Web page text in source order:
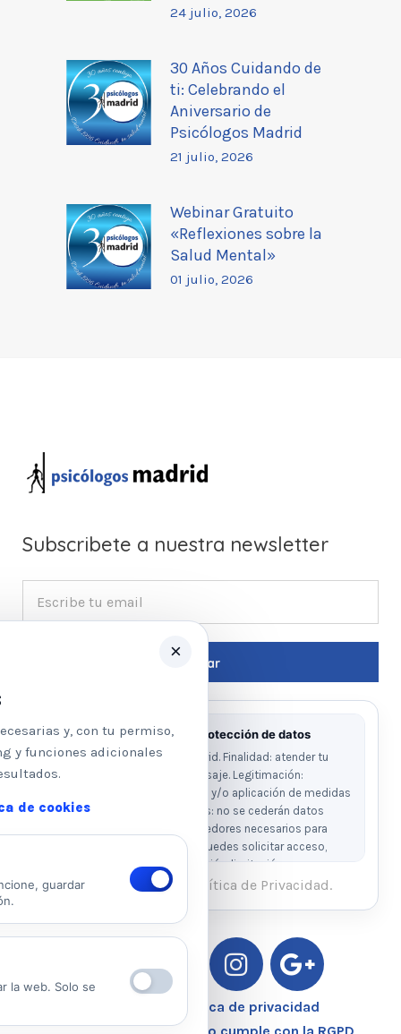
24 julio, 2026
30 Años Cuidando de
ti: Celebrando el
Aniversario de
Psicólogos Madrid
21 julio, 2026
Webinar Gratuito
«Reflexiones sobre la
Salud Mental»
01 julio, 2026
Subscribete a nuestra newsletter
Información básica sobre protección de datos
Responsable: Psicologos Madrid. Finalidad: atender tu
solicitud y responder a tu mensaje. Legitimación:
consentimiento del interesado y/o aplicación de medidas
precontractuales. Destinatarios: no se cederán datos
salvo obligación legal o proveedores necesarios para
prestar el servicio. Derechos: puedes solicitar acceso,
rectificación, supresión, oposición, limitación y
portabilidad escribiendo al email legal indicado.
Ver Política de Cookies
He leído y acepto la Política de Privacidad.
Aviso Legal – Política de privacidad
×
y, con tu permiso,
y funciones adicionales
de cookies
guardar
la web. Solo se